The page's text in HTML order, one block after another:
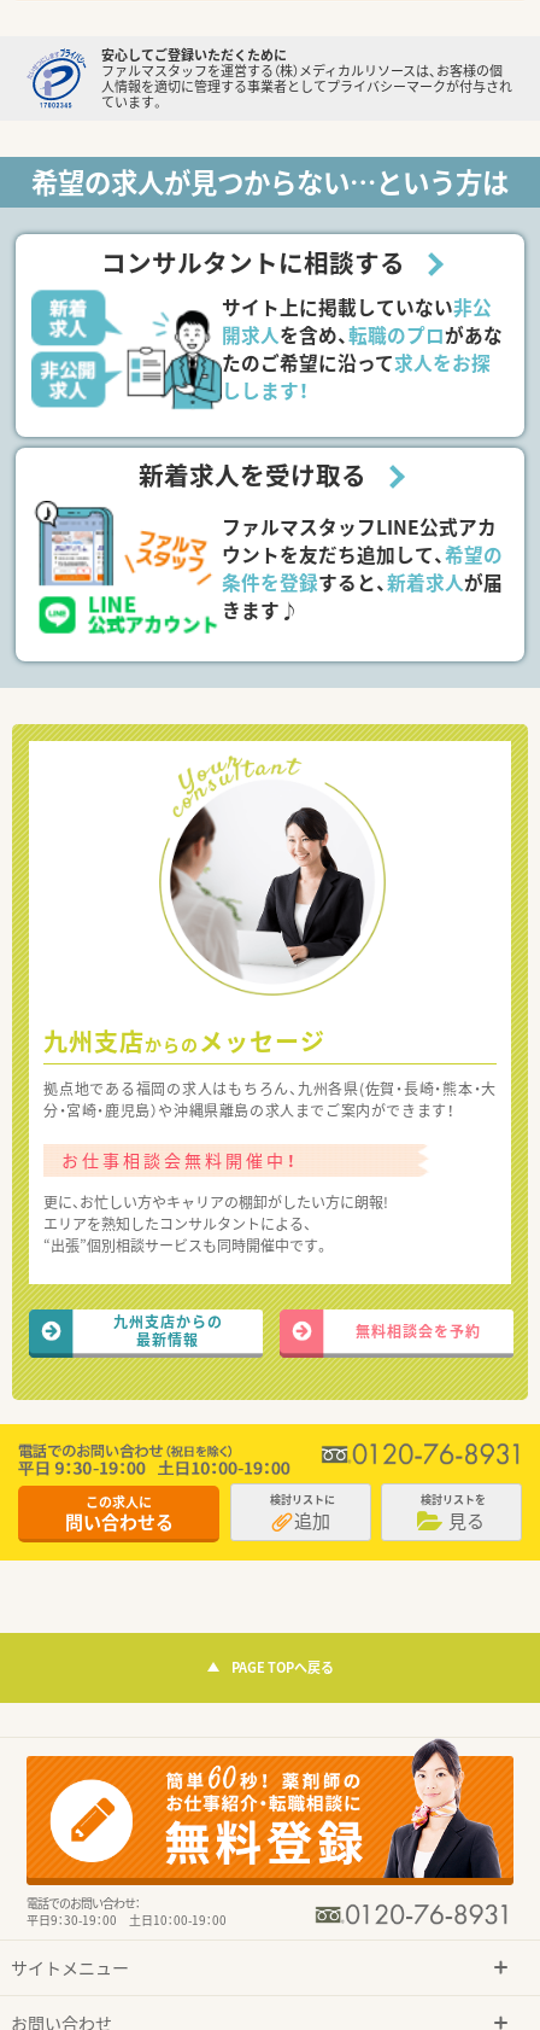
安心してご登録いただくために
ファルマスタッフを運営する（株）メディカルリソースは、お客様の個
人情報を適切に管理する事業者としてプライバシーマークが付与され
ています。
希望の求人が見つからない…という方は
コンサルタントに相談する
サイト上に掲載していない非公
開求人を含め、転職のプロがあな
たのご希望に沿って求人をお探
しします！
新着求人を受け取る
ファルマスタッフLINE公式アカ
ウントを友だち追加して、希望の
条件を登録すると、新着求人が届
きます♪
九州支店からの メッセージ
拠点地である福岡の求人はもちろん、九州各県(佐賀・長崎・熊本・大
分・宮崎・鹿児島）や沖縄県離島の求人までご案内ができます！
お仕事相談会無料開催中！
更に、お忙しい方やキャリアの棚卸がしたい方に朗報!
エリアを熟知したコンサルタントによる、
“出張”個別相談サービスも同時開催中です。
九州支店からの
最新情報
無料相談会を予約
この求人に
問い合わせる
検討リストに
追加
検討リストを
見る
PAGE TOPへ戻る
電話でのお問い合わせ：
平日9：30-19：00 土日10：00-19：00
サイトメニュー
お問い合わせ